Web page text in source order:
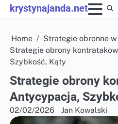
Skip
to
krystynajanda.net
Home
Strategie obronne
Strategie obrony
Szybkość, Kąty
Strategie obrony
Antycypacja,
02/02/2026 Jan Kowalski